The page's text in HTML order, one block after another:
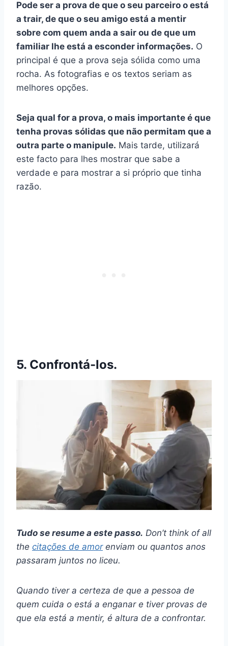
Pode ser a prova de que o seu parceiro o está
a trair, de que o seu amigo está a mentir
sobre com quem anda a sair ou de que um
familiar lhe está a esconder informações. O
principal é que a prova seja sólida como uma
rocha. As fotografias e os textos seriam as
melhores opções.
Seja qual for a prova, o mais importante é que
tenha provas sólidas que não permitam que a
outra parte o manipule. Mais tarde, utilizará
este facto para lhes mostrar que sabe a
verdade e para mostrar a si próprio que tinha
razão.
5. Confrontá-los.
Tudo se resume a este passo. Don’t think of all
the citações de amorenviam ou quantos anos
passaram juntos no liceu.
Quando tiver a certeza de que a pessoa de
quem cuida o está a enganar e tiver provas de
que ela está a mentir, é altura de a confrontar.